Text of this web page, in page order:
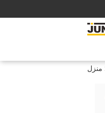
منزل